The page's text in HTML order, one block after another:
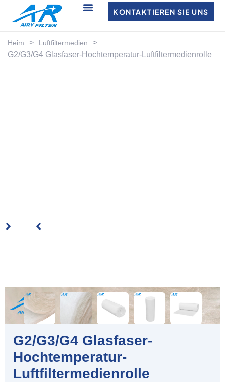
KONTAKTIEREN SIE UNS
Heim > Luftfiltermedien
>
G2/G3/G4 Glasfaser-Hochtemperatur-Luftfiltermedienrolle
G2/G3/G4 Glasfaser-
Hochtemperatur-
Luftfiltermedienrolle